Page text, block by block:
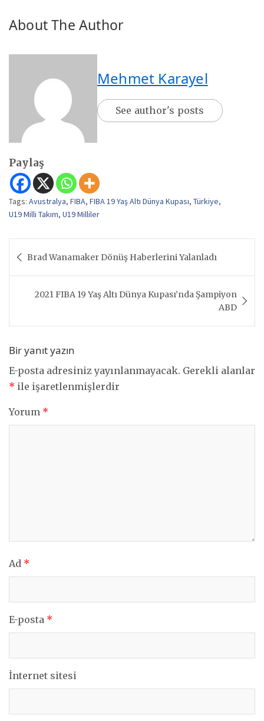
About The Author
Mehmet Karayel
See author's posts
Paylaş
Tags: Avustralya, FIBA, FIBA 19 Yaş Altı Dünya Kupası, Türkiye,
U19 Milli Takım, U19 Milliler
gezinmesi
Brad Wanamaker Dönüş Haberlerini Yalanladı
2021 FIBA 19 Yaş Altı Dünya Kupası’nda Şampiyon
ABD
Bir yanıt yazın
E-posta adresiniz yayınlanmayacak. Gerekli alanlar
* ile işaretlenmişlerdir
Yorum *
Ad *
E-posta *
İnternet sitesi